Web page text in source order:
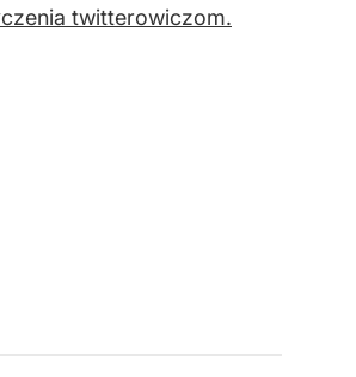
twitterowiczom.